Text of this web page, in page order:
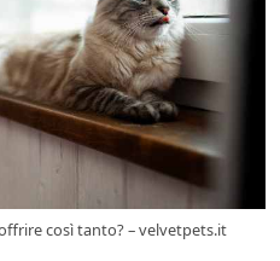
così tanto? – velvetpets.it